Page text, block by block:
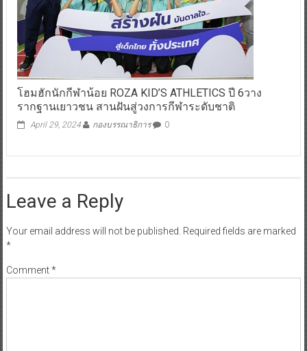
โฮมฮักนักกีฬาน้อย ROZA KID’S ATHLETICS ปี 6วาง
รากฐานเยาวชน สานฝันสู่วงการกีฬาระดับชาติ
April 29, 2024 กองบรรณาธิการ 0
Leave a Reply
Your email address will not be published. Required fields are marked
*
Comment*